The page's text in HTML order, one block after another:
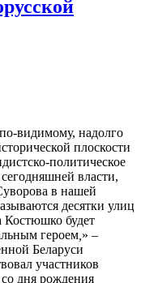
видимому, надолго
плоскости
политическое
власти,
в нашей
десятки улиц
Костюшко будет
героем » –
Беларуси
участников
дня рождения